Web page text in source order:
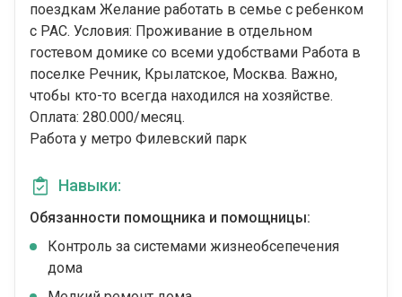
поездкам Желание работать в семье с ребенком
с РАС. Условия: Проживание в отдельном
гостевом домике со всеми удобствами Работа в
поселке Речник, Крылатское, Москва. Важно,
чтобы кто-то всегда находился на хозяйстве.
Оплата: 280.000/месяц.
Работа у метро Филевский парк
Навыки:
Обязанности помощника и помощницы:
Контроль за системами жизнеобсепечения
дома